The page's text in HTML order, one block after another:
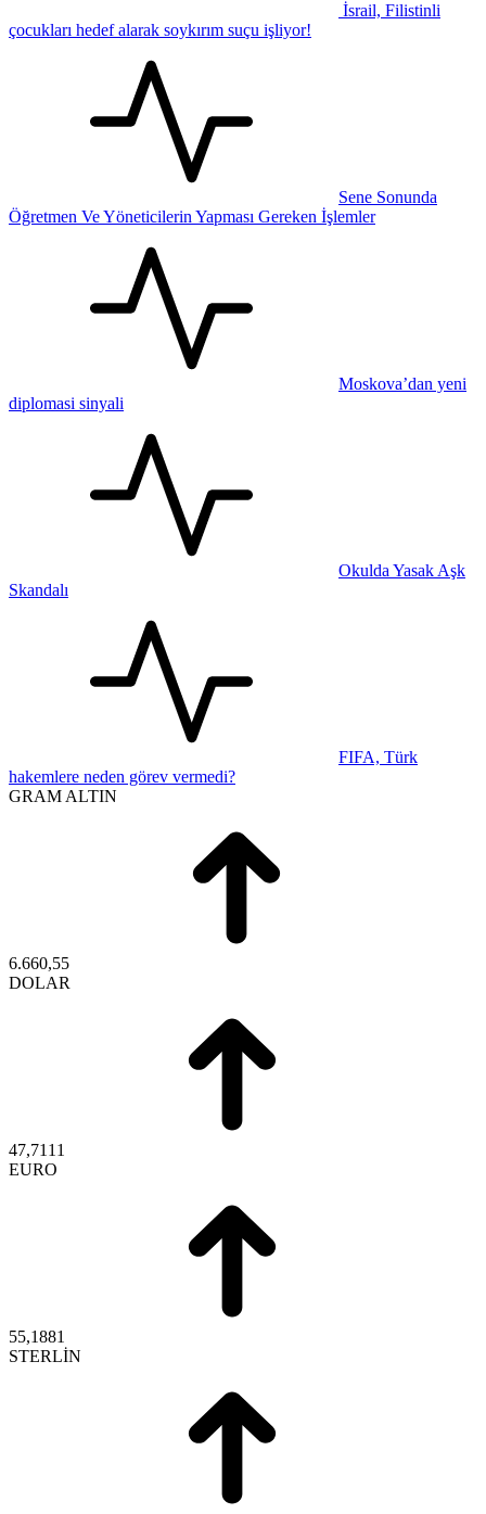
İsrail, Filistinli
çocukları hedef alarak soykırım suçu işliyor!
Sene Sonunda
Öğretmen Ve Yöneticilerin Yapması Gereken İşlemler
Moskova’dan yeni
diplomasi sinyali
Okulda Yasak Aşk
Skandalı
FIFA, Türk
hakemlere neden görev vermedi?
GRAM ALTIN
6.660,55
DOLAR
47,7111
EURO
55,1881
STERLİN